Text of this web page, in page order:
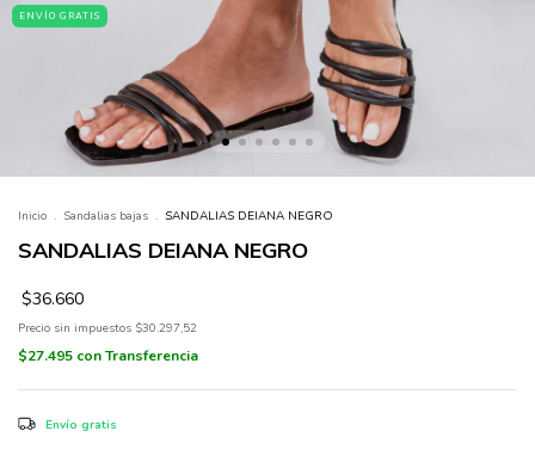
ENVÍO GRATIS
Inicio . Sandalias bajas . SANDALIAS DEIANA NEGRO
SANDALIAS DEIANA NEGRO
$36.660
Precio sin impuestos $30.297,52
$27.495 conTransferencia
Envío gratis